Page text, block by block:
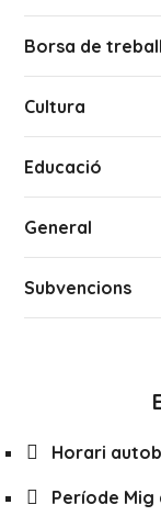
Borsa de treball
Cultura
Educació
General
Subvencions
Horari
Període Mig